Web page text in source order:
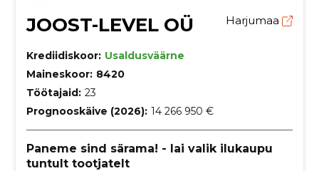
JOOST-LEVEL OÜ Harjumaa
Krediidiskoor: Usaldusväärne
Maineskoor: 8420
Töötajaid: 23
Prognooskäive (2026): 14 266 950 €
Paneme sind särama! - lai valik ilukaupu
tuntult tootjatelt